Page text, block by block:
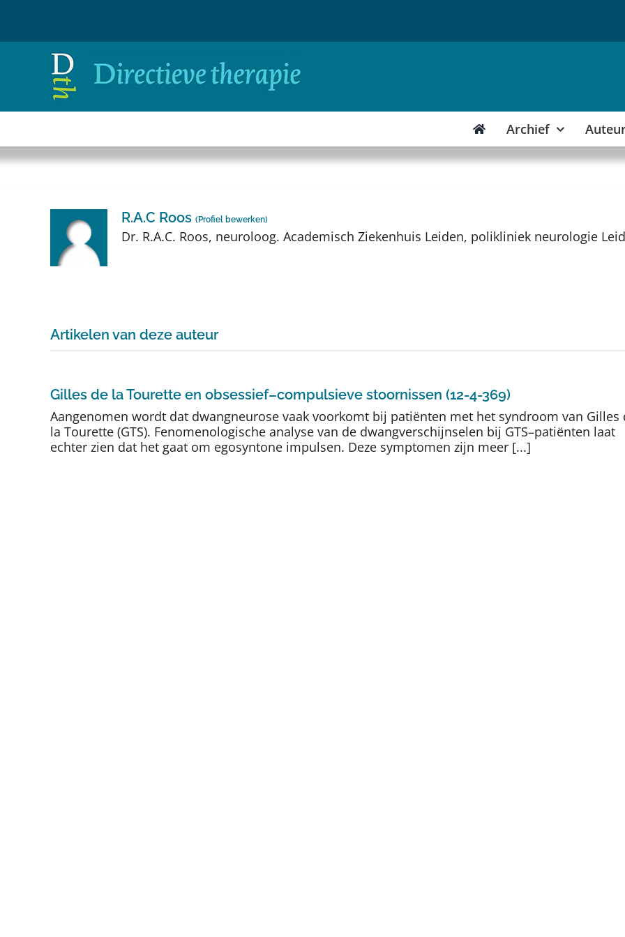
inhoud
Archief
R.A.C Roos ( Profiel bewerken)
Dr. R.A.C. Roos, neuroloog. Academisch Ziekenhuis Leiden, polikliniek neurologie
Artikelen van deze auteur
Gilles de la Tourette en obsessief–compulsieve stoornissen (12-4-369)
Aangenomen wordt dat dwangneurose vaak voorkomt bij patiënten met het syndroom van Gilles
la Tourette (GTS). Fenomenologische analyse van de dwangverschijnselen bij GTS–patiënten laat
echter zien dat het gaat om egosyntone impulsen. Deze symptomen zijn meer [...]